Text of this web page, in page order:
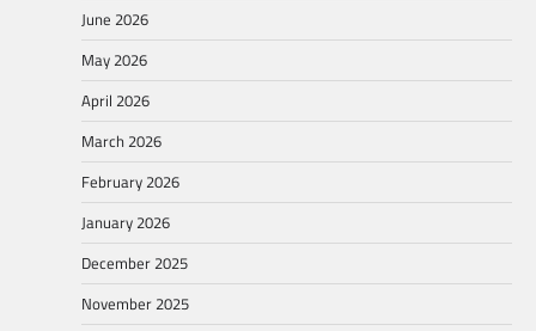
June 2026
May 2026
April 2026
March 2026
February 2026
January 2026
December 2025
November 2025